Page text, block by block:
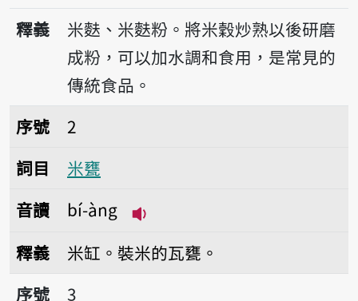
播放音讀bí-á-hu
釋義
米麩、米麩粉。將米穀炒熟以後研磨
成粉，可以加水調和食用，是常見的
傳統食品。
序號2米甕
序號
2
詞目
米甕
音讀
bí-àng
釋義
米缸。裝米的瓦甕。
序號3米血
序號
3